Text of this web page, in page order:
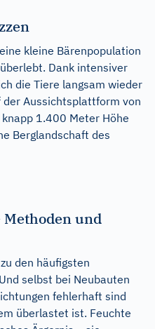
kleine Bärenpopulation
Dank intensiver
die Tiere langsam wieder
der Aussichtsplattform von
1.400 Meter Höhe
Berglandschaft des
und
den häufigsten
selbst bei Neubauten
fehlerhaft sind
überlastet ist. Feuchte